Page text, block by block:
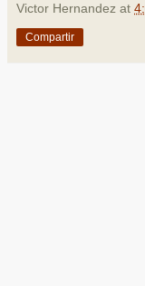
Victor Hernandez at
Compartir